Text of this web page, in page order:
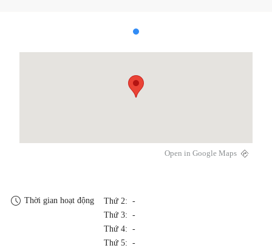
Open in Google Maps
Thời gian hoạt động
Thứ 2: -
Thứ 3: -
Thứ 4: -
Thứ 5: -